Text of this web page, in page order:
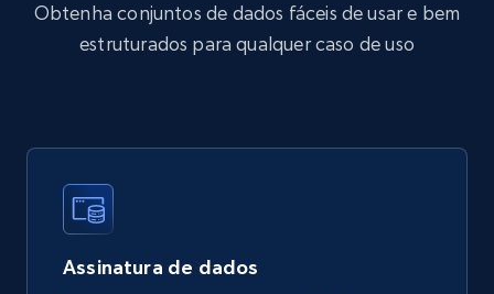
URL, Product id, Title, Original price, Final price,
Discount rate, Currency, Description, and more.
Google Shopping products search US
Obtenha conjuntos de dados fáceis de usar e bem
estruturados para qualquer caso de uso
Assinatura de dados